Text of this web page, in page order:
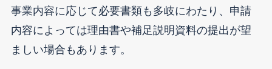
事業内容に応じて必要書類も多岐にわたり、申請
内容によっては理由書や補足説明資料の提出が望
ましい場合もあります。